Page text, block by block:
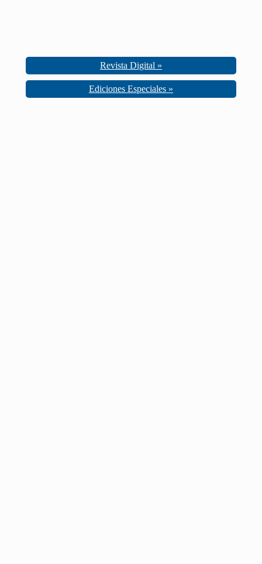
Revista Digital »
Ediciones Especiales »